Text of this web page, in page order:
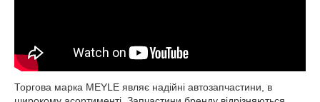
Торгова марка MEYLE являє надійні автозапчастини, в